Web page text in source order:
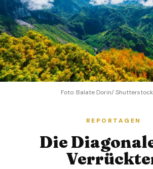
Foto: Balate Dorin/
REPORTAGEN
Die